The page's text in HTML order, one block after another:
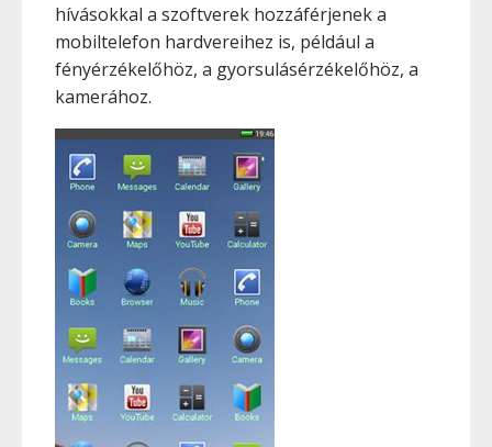
hívásokkal a szoftverek hozzáférjenek a
mobiltelefon hardvereihez is, például a
fényérzékelőhöz, a gyorsulásérzékelőhöz, a
kamerához.